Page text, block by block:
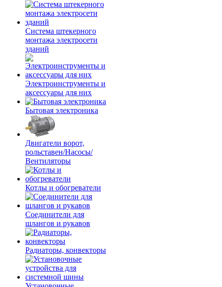
Система штекерного
монтажа электросети
зданий
Электроинструменты и
аксессуары для них
Бытовая электроника
Двигатели ворот,
рольставен/Насосы/
Вентиляторы
Котлы и обогреватели
Соединители для
шлангов и рукавов
Радиаторы, конвекторы